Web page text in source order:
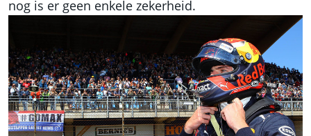
nog is er geen enkele zekerheid.